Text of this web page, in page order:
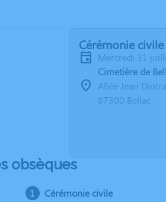
Cérémonie civile
mercredi 31
Cimetière de
Allée Jean
87300 Bellac
obsèques
Cérémonie civile